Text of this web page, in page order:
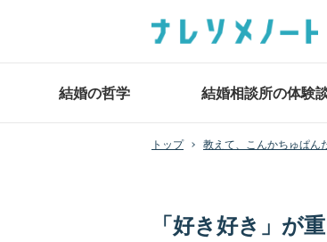
結婚の哲学 結婚相談所の体験
教えて、こんかちゅぱん
「好き好き」が